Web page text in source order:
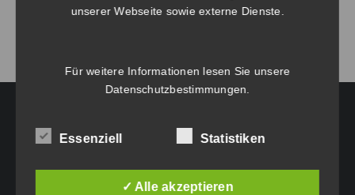
inkl.
Wartung
HAUPTGESCHÄFTSSITZ:
unserer Webseite sowie externe Dienste.
Für weitere Informationen lesen Sie unsere
Datenschutzbestimmungen
Essenziell Statistiken
✓ Alle akzeptieren